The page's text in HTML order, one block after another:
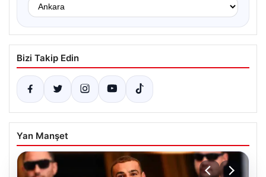
Bizi Takip Edin
Yan Manşet